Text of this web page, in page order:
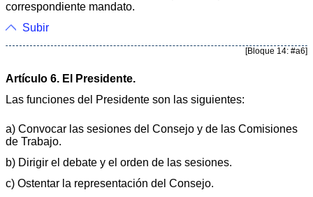
correspondiente mandato.
Subir
[Bloque 14: #a6]
Artículo 6. El Presidente.
Las funciones del Presidente son las siguientes:
a) Convocar las sesiones del Consejo y de las Comisiones
de Trabajo.
b) Dirigir el debate y el orden de las sesiones.
c) Ostentar la representación del Consejo.